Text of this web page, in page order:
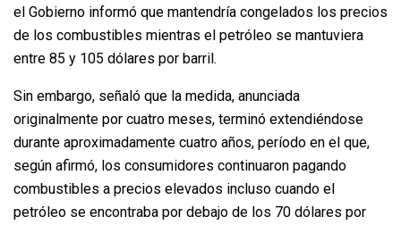
el Gobierno informó que mantendría congelados los precios
de los combustibles mientras el petróleo se mantuviera
entre 85 y 105 dólares por barril.
Sin embargo, señaló que la medida, anunciada
originalmente por cuatro meses, terminó extendiéndose
durante aproximadamente cuatro años, período en el que,
según afirmó, los consumidores continuaron pagando
combustibles a precios elevados incluso cuando el
petróleo se encontraba por debajo de los 70 dólares por